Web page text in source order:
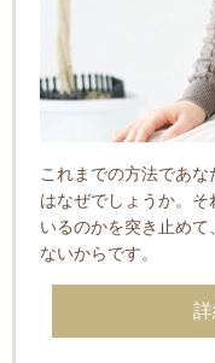
これまでの方法であ
はなぜでしょうか。
いるのかを突き止め
ないからです。